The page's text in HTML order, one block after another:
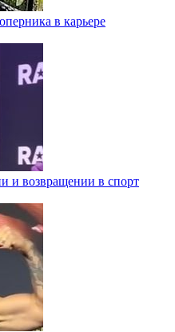
в карьере
и возвращении в спорт